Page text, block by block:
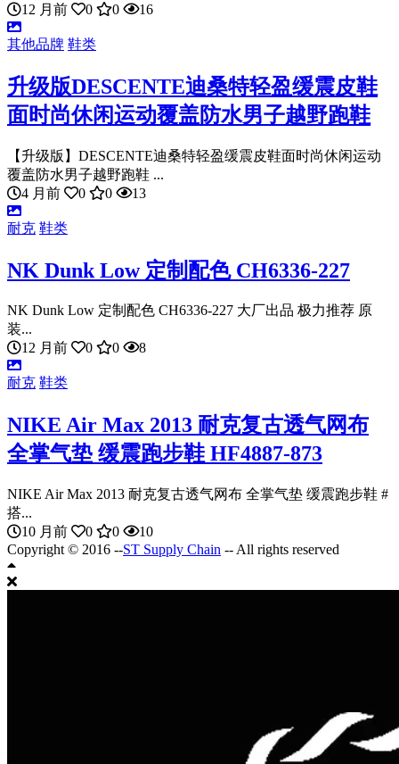
12 月前
0 0 16
其他品牌 鞋类
升级版DESCENTE迪桑特轻盈缓震皮鞋
面时尚休闲运动覆盖防水男子越野跑鞋
【升级版】DESCENTE迪桑特轻盈缓震皮鞋面时尚休闲运动
覆盖防水男子越野跑鞋 ...
4 月前
0 0 13
耐克 鞋类
NK Dunk Low 定制配色 CH6336-227
NK Dunk Low 定制配色 CH6336-227 大厂出品 极力推荐 原
装...
12 月前
0 0 8
耐克 鞋类
NIKE Air Max 2013 耐克复古透气网布
全掌气垫 缓震跑步鞋 HF4887-873
NIKE Air Max 2013 耐克复古透气网布 全掌气垫 缓震跑步鞋 #
搭...
10 月前
0 0
10
Copyright © 2016 --ST Supply Chain -- All rights reserved